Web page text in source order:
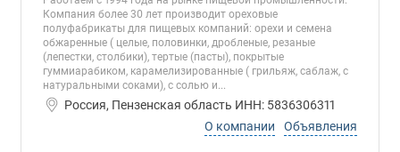
Компания более 30 лет производит ореховые
полуфабрикаты для пищевых компаний: орехи и семена
обжаренные ( целые, половинки, дробленые, резаные
(лепестки, столбики), тертые (пасты), покрытые
гуммиарабиком, карамелизированные ( грильяж, саблаж, с
натуральными соками), с солью и...
Россия, Пензенская область ИНН: 5836306311
О компании
Объявления